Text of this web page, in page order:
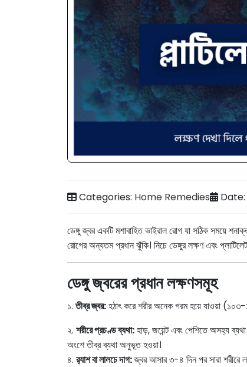
Categories: Home Remedies
ডেঙ্গু জ্বর একটি মশাবাহিত ভাইরাল রোগ যা সঠিক সময়ে
রোগের অন্যতম প্রধান ঝুঁকি। নিচে ডেঙ্গুর লক্ষণ এবং
ডেঙ্গু জ্বরের প্রধান লক্ষণসমূহ
১.তীব্র জ্বর:হঠাৎ করে শরীর অনেক গরম হয়ে যাওয়া (১০৩-
২. শরীরে প্রচণ্ড ব্যথা:হাড়, জয়েন্ট এবং পেশিতে অসহ্য
অংশে তীব্র ব্যথা অনুভূত হওয়া।
৪. র‍্যাশ বা লালচে দাগ:জ্বর আসার ৩-৪ দিন পর সারা শরীরে